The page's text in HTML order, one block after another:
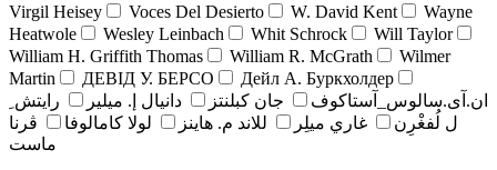
Virgil Heisey
Voces Del Desierto W. David Kent
Wayne
Heatwole
Wesley Leinbach Whit Schrock
Will Taylor
William H. Griffith Thomas
William R. McGrath
Wilmer
Martin
ДЕВІД У. БЕРСО
Дейл А. Буркхолдер
ان.آی.سالوس_آستاکوف
جان کبلنتز دانيال إ. ميلير
رايتش ِ
ل لُفغْرِن
غاري ميلِر للاند م. هاينز لولا كامالوفا
ڤرنا
ماست